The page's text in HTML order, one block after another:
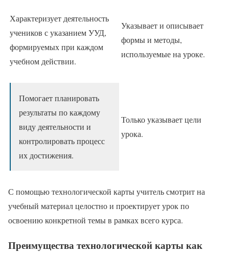
Характеризует деятельность
учеников с указанием УУД,
формируемых при каждом
учебном действии.
Указывает и описывает
формы и методы,
используемые на уроке.
Помогает планировать
результаты по каждому
виду деятельности и
контролировать процесс
их достижения.
Только указывает цели
урока.
С помощью технологической карты учитель смотрит на
учебный материал целостно и проектирует урок по
освоению конкретной темы в рамках всего курса.
Преимущества технологической карты как